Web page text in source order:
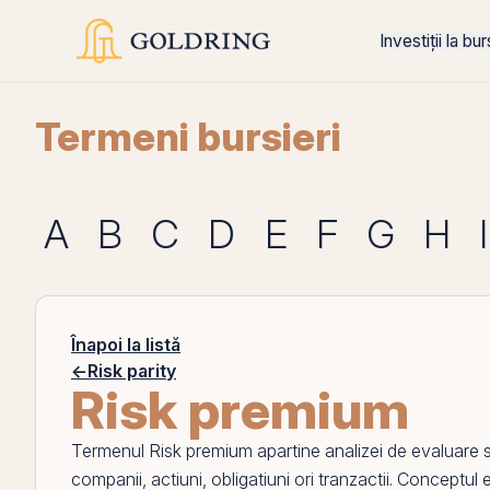
Investiții la
Termeni bursieri
A B C D E F G H I
Înapoi la listă
←Risk parity
Risk premium
Termenul Risk premium apartine analizei de evaluare
companii, actiuni, obligatiuni ori tranzactii. Conceptul